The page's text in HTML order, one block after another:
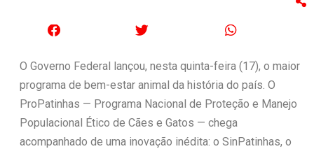
O Governo Federal lançou, nesta quinta-feira (17), o maior
programa de bem-estar animal da história do país. O
ProPatinhas — Programa Nacional de Proteção e Manejo
Populacional Ético de Cães e Gatos — chega
acompanhado de uma inovação inédita: o SinPatinhas, o